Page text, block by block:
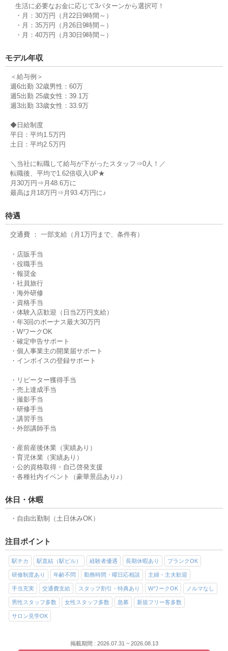
東京都江東区大島8丁目3-4 シャトレハタノ1F [地図を表示
大島駅 3分
東京都江戸川区西葛西５-7-1 Luna et soleil 1F [
西葛西駅 徒歩3分
美容室 FINE 小岩店【ファイン】
東京都江戸川区西小岩1-22-18 B1F [
小岩駅 徒歩2分
美容室 MEN'S HAIR Lex 小岩【メンズ ヘア レックス】
東京都江戸川区
美容室 aile 上大岡店【エイル】
神奈川県横浜市港南区上大岡西1-14-3 ホテルトリアノンビル2F [
上大岡駅 徒歩1分
Cathy 行徳店【キャシー】
千葉県市川市行徳駅前2-11-2 マルエツ行徳店内１F [
行徳駅 1分
生活に必要なお金に応じて3パターンから選択可！
・月：30万円（月22日9時間～）
・月：35万円（月26日9時間～）
・月：40万円（月30日9時間～）
モデル年収
＜給与例＞
週6出勤 32歳男性：60万
週5出勤 25歳女性：39.1万
週3出勤 33歳女性：33.9万
◆日給制度
平日：平均1.5万円
土日：平均2.5万円
＼当社に転職して給与が下がったスタッフ⇒0人！／
転職後、平均で1.62倍収入UP★
月30万円⇒月48.6万に
最高は月18万円⇒月93.4万円に♪
待遇
交通費 ： 一部支給（月1万円まで、条件有）
・店販手当
・役職手当
・報奨金
・社員旅行
・海外研修
・資格手当
・体験入店歓迎（日当2万円支給）
・年3回のボーナス最大30万円
・WワークOK
・確定申告サポート
・個人事業主の開業届サポート
・インボイスの登録サポート
・リピーター獲得手当
・売上達成手当
・撮影手当
・研修手当
・講習手当
・外部講師手当
・産前産後休業（実績あり）
・育児休業（実績あり）
・公的資格取得・自己啓発支援
・各種社内イベント（豪華景品あり♪）
休日・休暇
・自由出勤制（土日休みOK）
注目ポイント
駅チカ 駅直結（駅ビル） 経験者優遇 長期休暇あり ブランクOK
研修制度あり 年齢不問 勤務時間・曜日応相談 主婦・主夫歓迎
手当充実 交通費支給 スタッフ割引・特典あり WワークOK ノルマなし
男性スタッフ多数 女性スタッフ多数 急募 新規フリー客多数
サロン見学OK
掲載期間 : 2026.07.31 ~ 2026.08.13